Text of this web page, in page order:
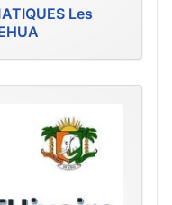
Les